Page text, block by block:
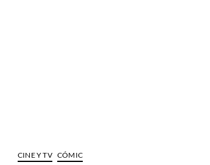
CINE Y TV CÓMIC